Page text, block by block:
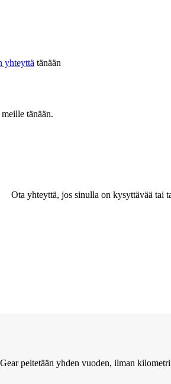
yhteyttä tänään
tänään.
Ota yhteyttä, jos sinulla on kysyttävää tai
peitetään yhden vuoden, ilman